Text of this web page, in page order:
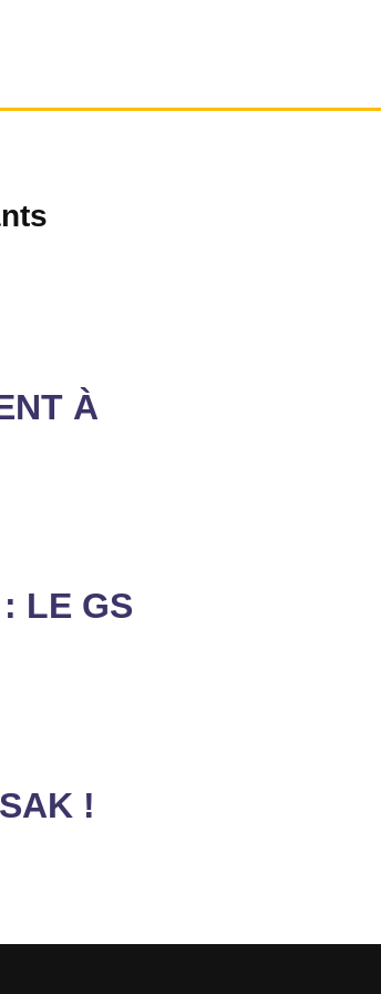
À
LE GS
!